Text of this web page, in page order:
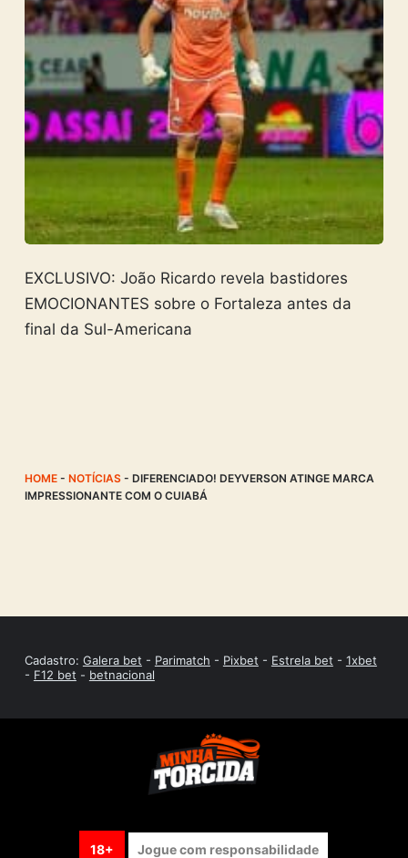
EXCLUSIVO: João Ricardo revela bastidores
EMOCIONANTES sobre o Fortaleza antes da
final da Sul-Americana
HOME- NOTÍCIAS- DIFERENCIADO! DEYVERSON ATINGE MARCA
IMPRESSIONANTE COM O CUIABÁ
Cadastro: Galera bet - Parimatch - Pixbet - Estrela bet - 1xbet
- F12 bet - betnacional
18+ Jogue com responsabilidade